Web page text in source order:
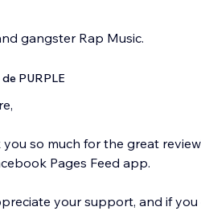
gangster Rap Music.
PURPLE
you so much for the great
Pages Feed app.
your support, and if you